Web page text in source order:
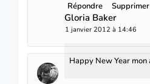
Répondre Supprimer
Gloria Baker
1 janvier 2012 à 14:46
Happy New Year mon